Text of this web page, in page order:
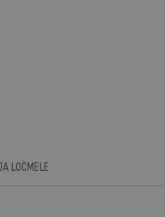
LOČMELE